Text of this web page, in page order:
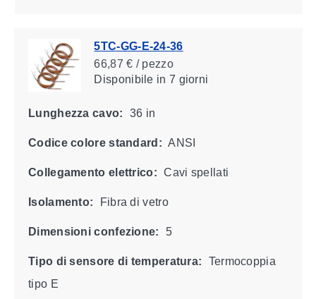
5TC-GG-E-24-36
66,87 € / pezzo
Disponibile in 7 giorni
Lunghezza cavo: 36 in
Codice colore standard: ANSI
Collegamento elettrico: Cavi spellati
Isolamento: Fibra di vetro
Dimensioni confezione: 5
Tipo di sensore di temperatura:
Termocoppia
tipo E